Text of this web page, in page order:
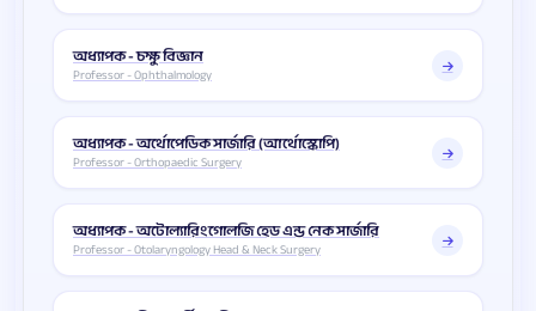
অধ্যাপক - চক্ষু বিজ্ঞান
Professor - Ophthalmology
অধ্যাপক - অর্থোপেডিক সার্জারি (আর্থোস্কোপি)
Professor - Orthopaedic Surgery
অধ্যাপক - অটোল্যারিংগোলজি হেড এন্ড নেক সার্জারি
Professor - Otolaryngology Head & Neck Surgery